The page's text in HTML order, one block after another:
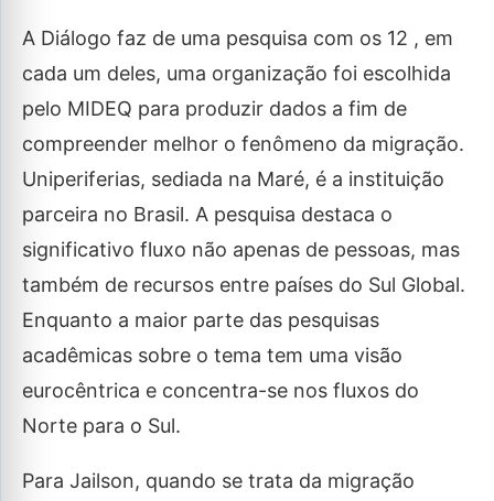
A Diálogo faz de uma pesquisa com os 12 , em
cada um deles, uma organização foi escolhida
pelo MIDEQ para produzir dados a fim de
compreender melhor o fenômeno da migração.
Uniperiferias, sediada na Maré, é a instituição
parceira no Brasil. A pesquisa destaca o
significativo fluxo não apenas de pessoas, mas
também de recursos entre países do Sul Global.
Enquanto a maior parte das pesquisas
acadêmicas sobre o tema tem uma visão
eurocêntrica e concentra-se nos fluxos do
Norte para o Sul.
Para Jailson, quando se trata da migração